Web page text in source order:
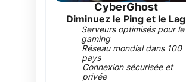
CyberGhost
Diminuez le Ping et le Lag
Serveurs optimisés pour le
gaming
Réseau mondial dans 100
pays
Connexion sécurisée et
privée